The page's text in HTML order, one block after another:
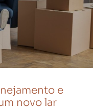
e
novo lar